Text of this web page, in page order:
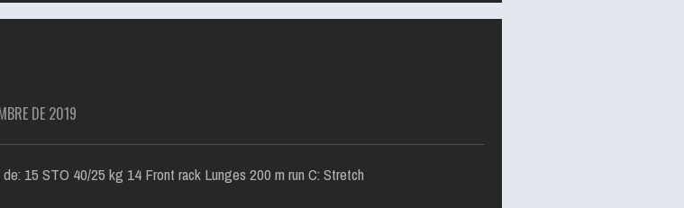
DE 2019
15 STO 40/25 kg 14 Front rack Lunges 200 m run C: Stretch